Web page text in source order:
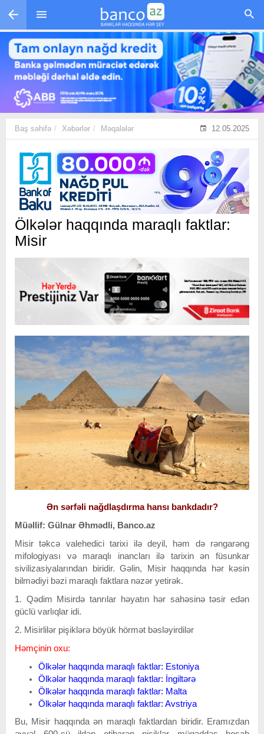
Skip to main content
Baş səhifə Xəbərlər Məqalələr 12.05.2025
Ölkələr haqqında maraqlı faktlar:
Misir
Ən sərfəli nağdlaşdırma hansı bankdadır?
Müəllif: Gülnar Əhmədli, Banco.az
Misir təkcə valehedici tarixi ilə deyil, həm də rəngarəng
mifologiyası və maraqlı inancları ilə tarixin ən füsunkar
sivilizasiyalarından biridir. Gəlin, Misir haqqında hər kəsin
bilmədiyi bəzi maraqlı faktlara nəzər yetirək.
1. Qədim Misirdə tanrılar həyatın hər sahəsinə təsir edən
güclü varlıqlar idi.
2. Misirlilər pişiklərə böyük hörmət bəsləyirdilər
Həmçinin oxu:
Ölkələr haqqında maraqlı faktlar: Estoniya
Ölkələr haqqında maraqlı faktlar: İngiltərə
Ölkələr haqqında maraqlı faktlar: Malta
Ölkələr haqqında maraqlı faktlar: Avstriya
Bu, Misir haqqında ən maraqlı faktlardan biridir. Eramızdan